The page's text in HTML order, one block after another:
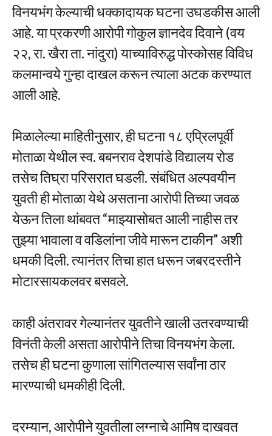
विनयभंग केल्याची धक्कादायक घटना उघडकीस आली
आहे. या प्रकरणी आरोपी गोकुल ज्ञानदेव दिवाने (वय
२२, रा. खैरा ता. नांदुरा) याच्याविरुद्ध पोस्कोसह विविध
कलमान्वये गुन्हा दाखल करून त्याला अटक करण्यात
आली आहे.
मिळालेल्या माहितीनुसार, ही घटना १८ एप्रिलपूर्वी
मोताळा येथील स्व. बबनराव देशपांडे विद्यालय रोड
तसेच तिघ्रा परिसरात घडली. संबंधित अल्पवयीन
युवती ही मोताळा येथे असताना आरोपी तिच्या जवळ
येऊन तिला थांबवत “माझ्यासोबत आली नाहीस तर
तुझ्या भावाला व वडिलांना जीवे मारून टाकीन” अशी
धमकी दिली. त्यानंतर तिचा हात धरून जबरदस्तीने
मोटारसायकलवर बसवले.
काही अंतरावर गेल्यानंतर युवतीने खाली उतरवण्याची
विनंती केली असता आरोपीने तिचा विनयभंग केला.
तसेच ही घटना कुणाला सांगितल्यास सर्वांना ठार
मारण्याची धमकीही दिली.
दरम्यान, आरोपीने युवतीला लग्नाचे आमिष दाखवत